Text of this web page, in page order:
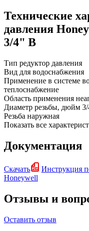
Технические
давления
3/4" B
Тип редуктор давления
Вид для водоснабжения
Применение в системе
теплоснабжение
Область применения
Диаметр резьбы, дюйм
Резьба наружная
Показать все
Документация
Скачать
Инструкция
Honeywell
Отзывы и
Оставить отзыв